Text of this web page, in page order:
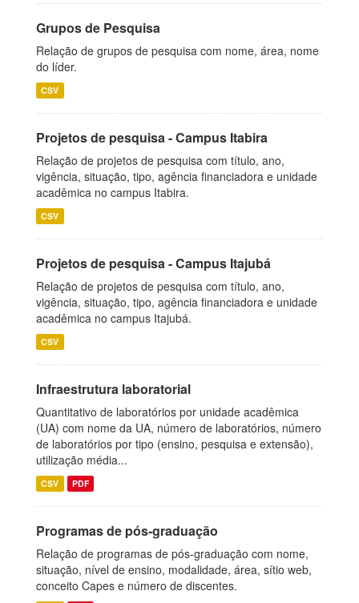
Grupos de Pesquisa
Relação de grupos de pesquisa com nome, área, nome
do líder.
CSV
Projetos de pesquisa - Campus Itabira
Relação de projetos de pesquisa com título, ano,
vigência, situação, tipo, agência financiadora e unidade
acadêmica no campus Itabira.
CSV
Projetos de pesquisa - Campus Itajubá
Relação de projetos de pesquisa com título, ano,
vigência, situação, tipo, agência financiadora e unidade
acadêmica no campus Itajubá.
CSV
Infraestrutura laboratorial
Quantitativo de laboratórios por unidade acadêmica
(UA) com nome da UA, número de laboratórios, número
de laboratórios por tipo (ensino, pesquisa e extensão),
utilização média...
CSV PDF
Programas de pós-graduação
Relação de programas de pós-graduação com nome,
situação, nível de ensino, modalidade, área, sítio web,
conceito Capes e número de discentes.